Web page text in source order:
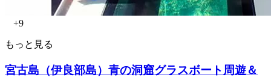
+9
もっと見る
宮古島（伊良部島）青の洞窟グラスボート周遊＆